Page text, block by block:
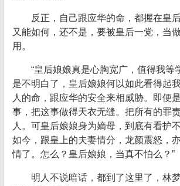
反正，自己跟应华的命，都握在皇
又能如何，还不是，要被皇后一党，当
用。
“皇后娘娘真是心胸宽广，值得我等
是不明白了，皇后娘娘何以如此看得起
人的命，跟应华的安全来相威胁。即便
事，把这事做得天衣无缝。把所有的罪
人。可皇后娘娘身为嫡母，到底有看护
如今，跟皇上的夫妻情分，龙颜震怒，
情了。怎么？皇后娘娘，当真不怕么？”
明人不说暗话，都到了这里了，林